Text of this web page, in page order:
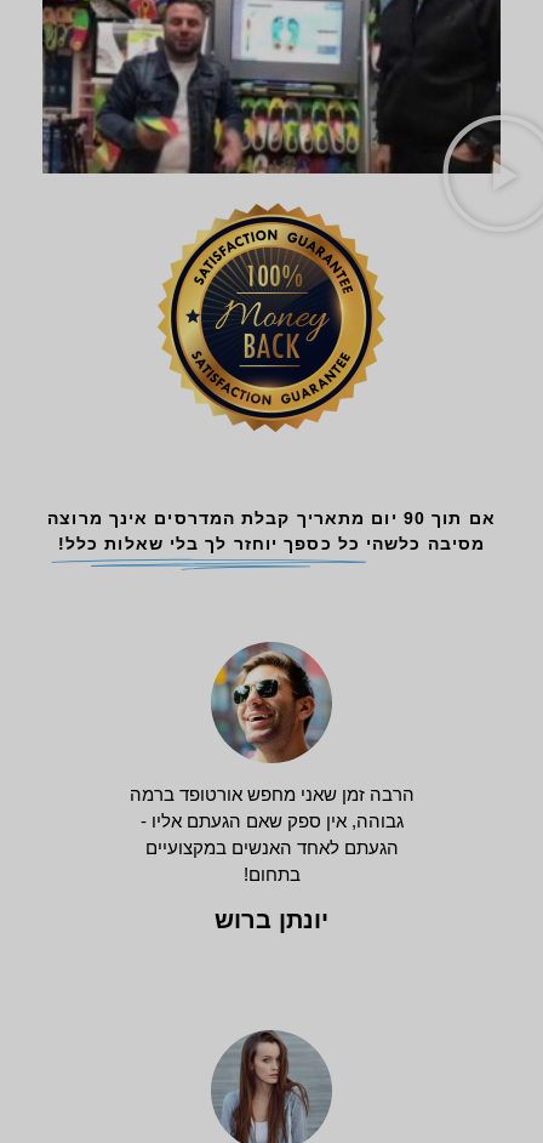
אם תוך 90 יום מתאריך קבלת המדרסים אינך מרוצה
מסיבה כלשהי כל כספך יוחזר לך בלי שאלות כלל!
הרבה זמן שאני מחפש אורטופד ברמה
גבוהה, אין ספק שאם הגעתם אליו -
הגעתם לאחד האנשים במקצועיים
בתחום!
יונתן ברוש